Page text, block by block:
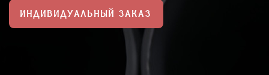
ИНДИВИДУАЛЬНЫЙ ЗАКАЗ